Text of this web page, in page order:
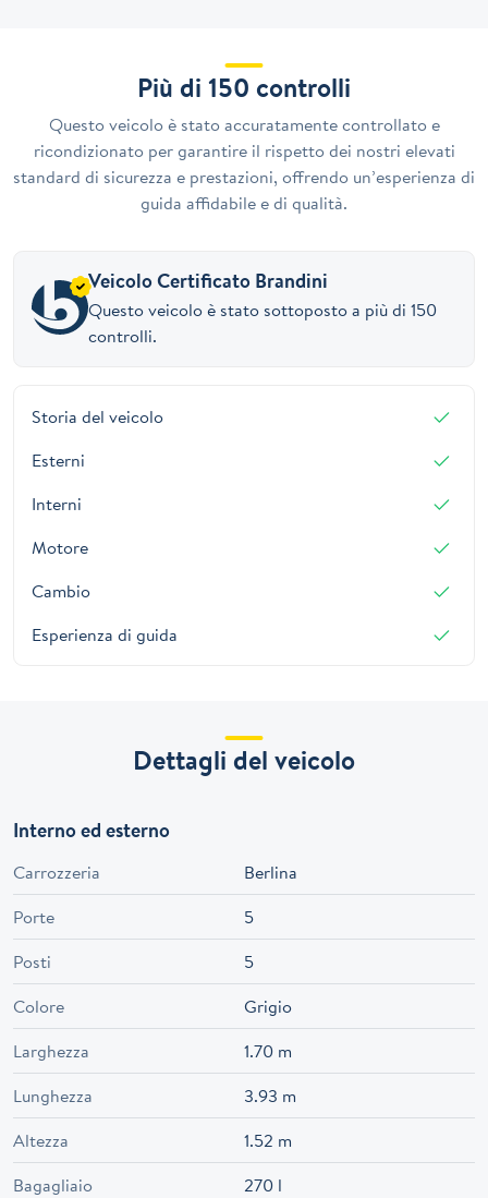
Più di 150 controlli
Questo veicolo è stato accuratamente controllato e
ricondizionato per garantire il rispetto dei nostri elevati
standard di sicurezza e prestazioni, offrendo un’esperienza di
guida affidabile e di qualità.
Veicolo Certificato Brandini
Questo veicolo è stato sottoposto a più di 150
controlli.
Storia del veicolo
Esterni
Interni
Motore
Cambio
Esperienza di guida
Dettagli del veicolo
Interno ed esterno
Carrozzeria
Berlina
Porte
5
Posti
5
Colore
Grigio
Larghezza
1.70 m
Lunghezza
3.93 m
Altezza
1.52 m
Bagagliaio
270 l